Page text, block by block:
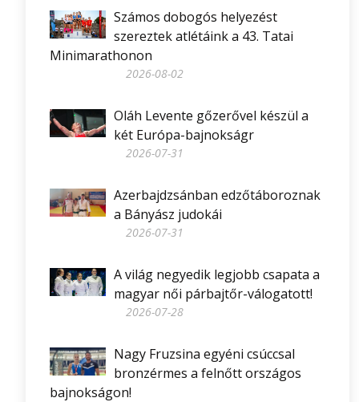
Számos dobogós helyezést
szereztek atlétáink a 43. Tatai
Minimarathonon
2026-08-02
Oláh Levente gőzerővel készül a
két Európa-bajnokságr
2026-07-31
Azerbajdzsánban edzőtáboroznak
a Bányász judokái
2026-07-31
A világ negyedik legjobb csapata a
magyar női párbajtőr-válogatott!
2026-07-28
Nagy Fruzsina egyéni csúccsal
bronzérmes a felnőtt országos
bajnokságon!